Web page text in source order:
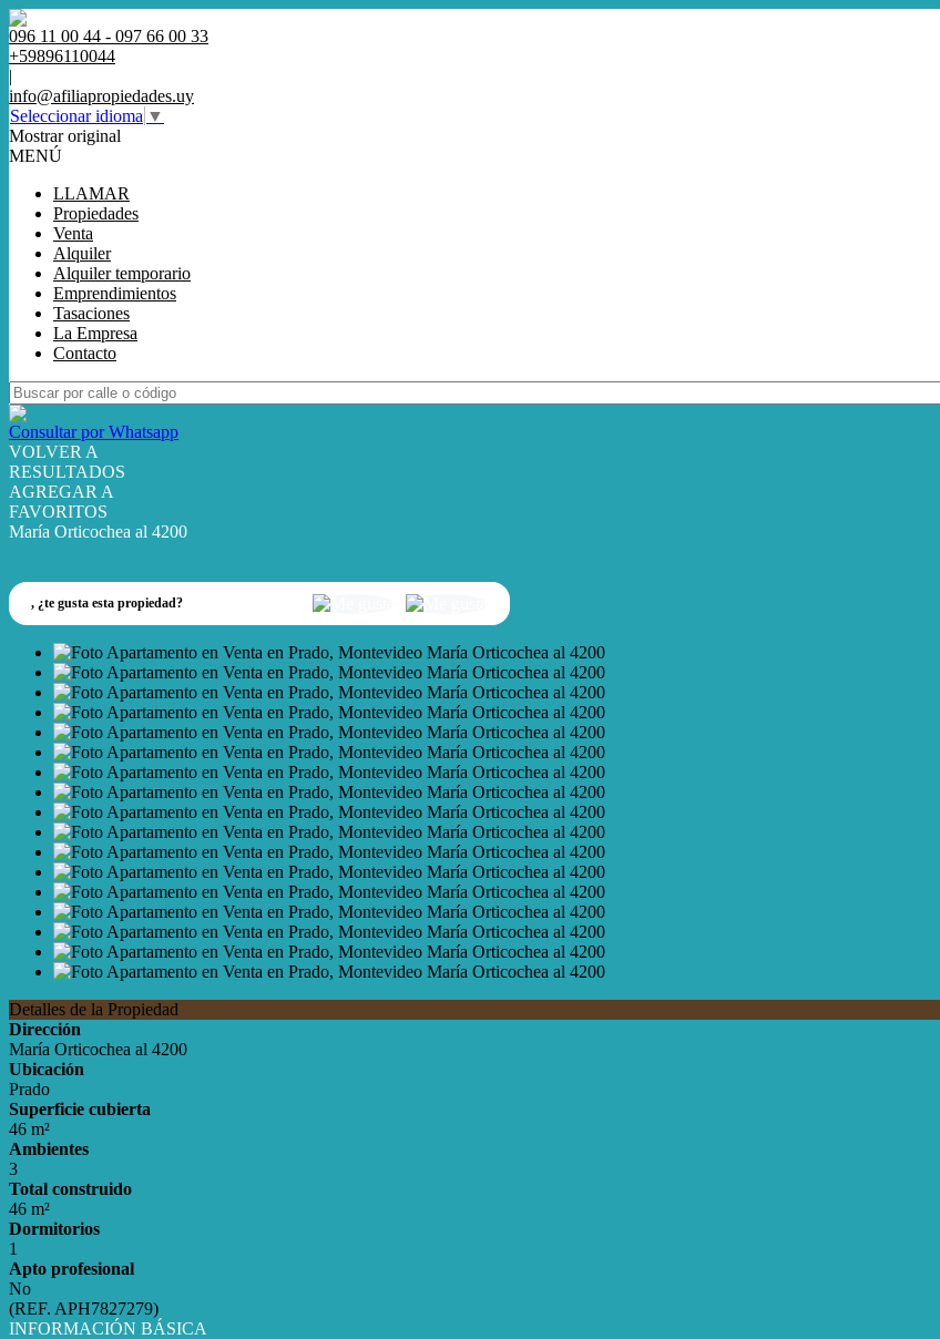
096 11 00 44 - 097 66 00 33
+59896110044
|
info@afiliapropiedades.uy
Seleccionar idioma ▼
Mostrar original
MENÚ
LLAMAR
Propiedades
Venta
Alquiler
Alquiler temporario
Emprendimientos
Tasaciones
La Empresa
Contacto
Consultar por Whatsapp
VOLVER A
RESULTADOS
AGREGAR A
FAVORITOS
María Orticochea al 4200
, ¿te gusta esta propiedad?
Detalles de la Propiedad
Dirección
María Orticochea al 4200
Ubicación
Prado
Superficie cubierta
46 m²
Ambientes
3
Total construido
46 m²
Dormitorios
1
Apto profesional
No
(REF. APH7827279)
INFORMACIÓN BÁSICA